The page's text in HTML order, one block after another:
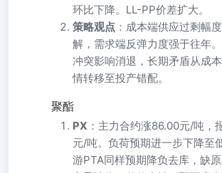
环比下降。LL-PP价差扩大。
策略观点 ：成本端供应过剩幅
解，需求端反弹力度强于往年
冲突影响消退，长期矛盾从成
情转移至投产错配。
聚酯
PX ：主力合约涨86.00元/吨，
元/吨。负荷预期进一步下降至
游PTA同样预期降负去库，缺